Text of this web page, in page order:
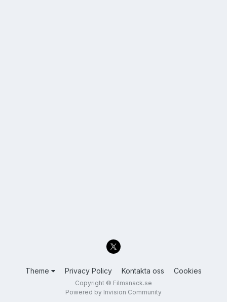
Theme Privacy Policy Kontakta oss Cookies
Copyright © Filmsnack.se
Powered by Invision Community